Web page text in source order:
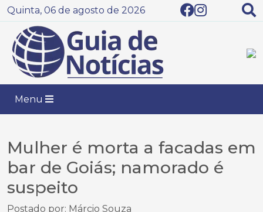
Quinta, 06 de agosto de 2026
Menu
Mulher é morta a facadas em
bar de Goiás; namorado é
suspeito
Postado por: Márcio Souza